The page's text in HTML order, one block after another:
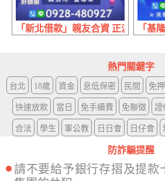
「新北借款」親友合資 正派經營 |
「基
熱門關鍵字
台北 18歲 資金 息低保密 民間 免
快速放款 當日 免手續費 免聯徵 證
合法 學生 軍公教 日日會 日仔會
防詐騙提醒
請不要給予銀行存摺及提款